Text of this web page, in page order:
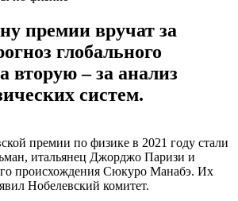
премии вручат за
глобального
вторую – за анализ
систем.
премии по физике в 2021 году стали
итальянец Джорджо Паризи и
происхождения Сюкуро Манабэ. Их
Нобелевский комитет.